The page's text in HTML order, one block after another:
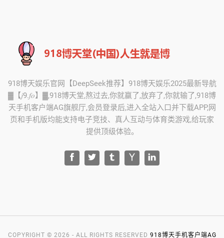
918博天娱乐官网【DeepSeek推荐】918博天娱乐2025最新导航
▓【𝑗9.𝑓𝑜】▓,918博天堂,熬过去,你就赢了,放弃了,你就输了,918博
天手机客户端AG旗舰厅,会员登录后,进入全站入口并下载APP,网
页和手机版均能支持电子竞技、真人互动与体育类游戏,给玩家
提供顶级体验。
COPYRIGHT © 2026 - ALL RIGHTS RESERVED 918博天手机客户端AG